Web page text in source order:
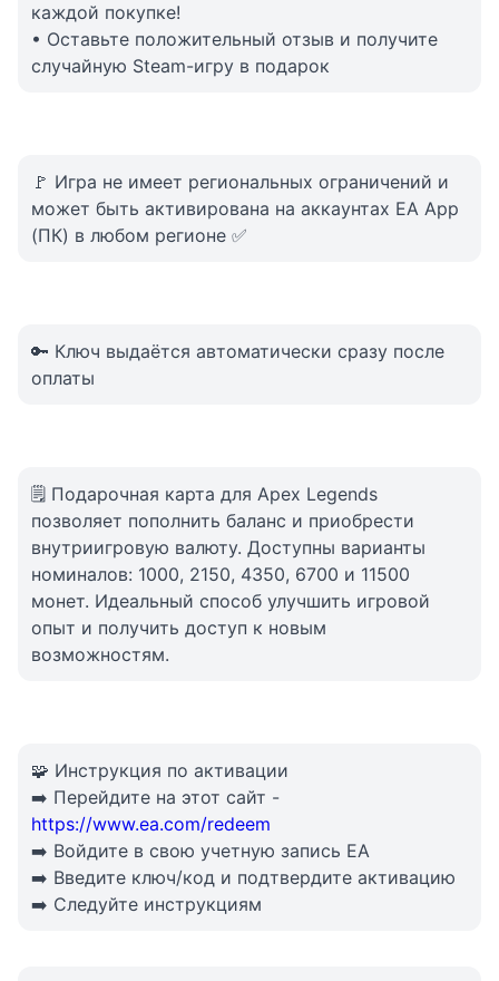
каждой покупке!
• Оставьте положительный отзыв и получите
случайную Steam-игру в подарок
🚩 Игра не имеет региональных ограничений и
может быть активирована на аккаунтах EA App
(ПК) в любом регионе ✅
🔑 Ключ выдаётся автоматически сразу после
оплаты
🗒️ Подарочная карта для Apex Legends
позволяет пополнить баланс и приобрести
внутриигровую валюту. Доступны варианты
номиналов: 1000, 2150, 4350, 6700 и 11500
монет. Идеальный способ улучшить игровой
опыт и получить доступ к новым
возможностям.
🧩 Инструкция по активации
➡️ Перейдите на этот сайт -
https://www.ea.com/redeem
➡️ Войдите в свою учетную запись EA
➡️ Введите ключ/код и подтвердите активацию
➡️ Следуйте инструкциям